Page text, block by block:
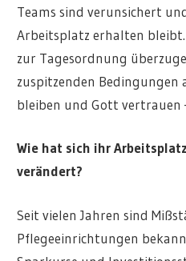
Teams sind verunsichert
Arbeitsplatz erhalten bleibt.
zur Tagesordnung
zuspitzenden Bedingungen
bleiben und Gott vertrauen
Wie hat sich ihr
verändert?
Seit vielen Jahren sind
Pflegeeinrichtungen